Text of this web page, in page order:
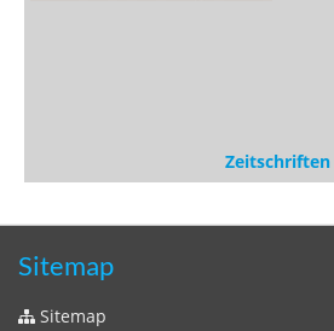
Zeitschriften
Sitemap
Sitemap